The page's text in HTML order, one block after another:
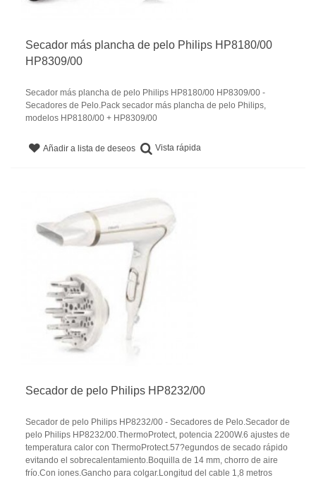
Secador más plancha de pelo Philips HP8180/00
HP8309/00
Secador más plancha de pelo Philips HP8180/00 HP8309/00 -
Secadores de Pelo.Pack secador más plancha de pelo Philips,
modelos HP8180/00 + HP8309/00
Añadir a lista de deseos Vista rápida
Secador de pelo Philips HP8232/00
Secador de pelo Philips HP8232/00 - Secadores de Pelo.Secador de
pelo Philips HP8232/00.ThermoProtect, potencia 2200W.6 ajustes de
temperatura calor con ThermoProtect.57?egundos de secado rápido
evitando el sobrecalentamiento.Boquilla de 14 mm, chorro de aire
frío.Con iones.Gancho para colgar.Longitud del cable 1,8 metros